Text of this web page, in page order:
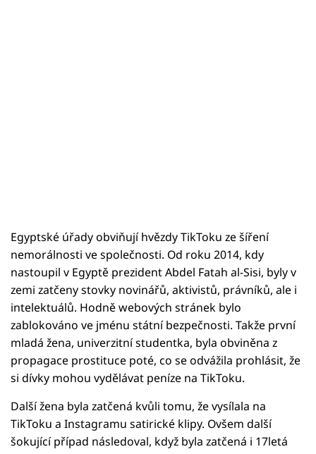
Egyptské úřady obviňují hvězdy TikToku ze šíření
nemorálnosti ve společnosti. Od roku 2014, kdy
nastoupil v Egyptě prezident Abdel Fatah al-Sisi, byly v
zemi zatčeny stovky novinářů, aktivistů, právníků, ale i
intelektuálů. Hodně webových stránek bylo
zablokováno ve jménu státní bezpečnosti. Takže první
mladá žena, univerzitní studentka, byla obviněna z
propagace prostituce poté, co se odvážila prohlásit, že
si dívky mohou vydělávat peníze na TikToku.
Další žena byla zatčená kvůli tomu, že vysílala na
TikToku a Instagramu satirické klipy. Ovšem další
šokující případ následoval, když byla zatčená i 17letá